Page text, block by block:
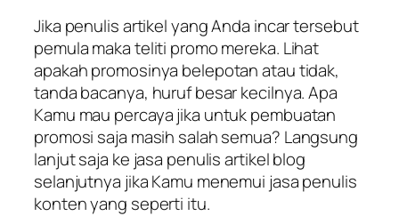
Jika penulis artikel yang Anda incar tersebut
pemula maka teliti promo mereka. Lihat
apakah promosinya belepotan atau tidak,
tanda bacanya, huruf besar kecilnya. Apa
Kamu mau percaya jika untuk pembuatan
promosi saja masih salah semua? Langsung
lanjut saja ke jasa penulis artikel blog
selanjutnya jika Kamu menemui jasa penulis
konten yang seperti itu.